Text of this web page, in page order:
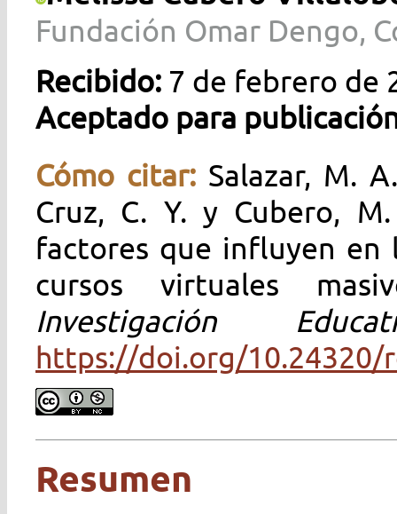
Fundación Omar Dengo,
Recibido: 7 de febrero de
Aceptado para
Cómo citar: Salazar, M.
Cruz, C. Y. y Cubero,
factores que influyen en
cursos virtuales
Investigación
https://doi.org/10.24320/
Resumen